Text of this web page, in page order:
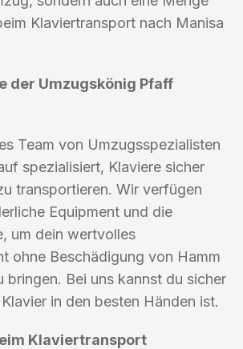
Klaviertransport nach Manisa
der Umzugskönig Pfaff
Team von Umzugsspezialisten
spezialisiert, Klaviere sicher
transportieren. Wir verfügen
Equipment und die
um dein wertvolles
ohne Beschädigung von Hamm
bringen. Bei uns kannst du sicher
in den besten Händen ist.
Klaviertransport